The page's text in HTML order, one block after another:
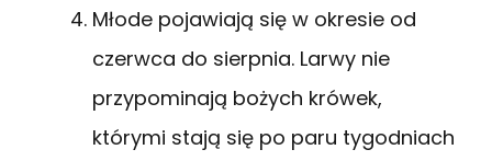
Młode pojawiają się w okresie od
czerwca do sierpnia. Larwy nie
przypominają bożych krówek,
którymi stają się po paru tygodniach